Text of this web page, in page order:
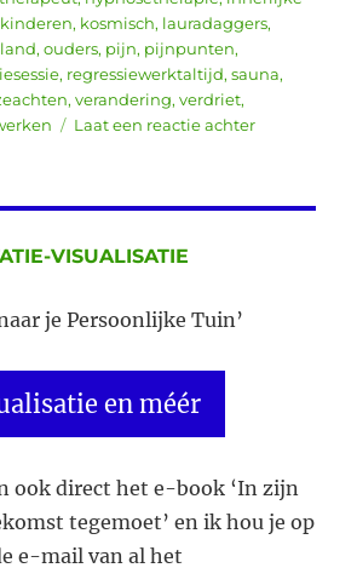
kinderen, kosmisch, lauradaggers,
,ouders, pijn, pijnpunten,
, regressiewerktaltijd,sauna,
,verandering,verdriet,
Laat een reactie achterop
VISUALISATIE
je Persoonlijke Tuin’
en méér
ook direct het e-book ‘In zijn
tegemoet’ en ik hou je op
e-mail van al het